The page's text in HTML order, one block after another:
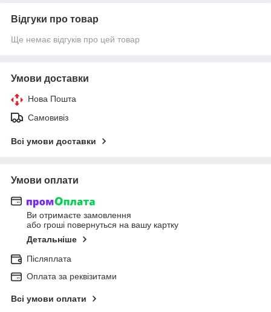
Відгуки про товар
Ще немає відгуків про цей товар
Умови доставки
Нова Пошта
Самовивіз
Всі умови доставки
Умови оплати
Ви отримаєте замовлення
або гроші повернуться на вашу картку
Детальніше
Післяплата
Оплата за реквізитами
Всі умови оплати